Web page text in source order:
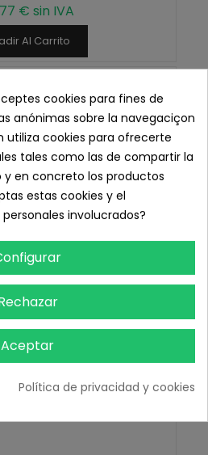
€ sin IVA
Al Carrito
cookies para fines de
anónimas sobre la navegaciçon
utiliza cookies para ofrecerte
tales como las de compartir la
en concreto los productos
estas cookies y el
involucrados?
Aceptar
Política de privacidad y cookies